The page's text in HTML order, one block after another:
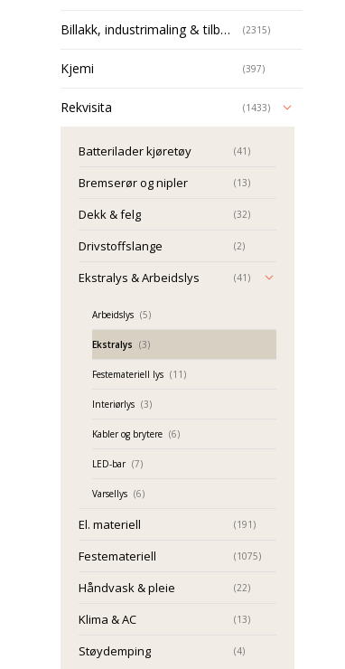
Billakk, industrimaling & tilbehør (2315)
Kjemi (397)
Rekvisita (1433)
Batterilader kjøretøy (41)
Bremserør og nipler (13)
Dekk & felg (32)
Drivstoffslange (2)
Ekstralys & Arbeidslys (41)
Arbeidslys (5)
Ekstralys (3)
Festemateriell lys (11)
Interiørlys (3)
Kabler og brytere (6)
LED-bar (7)
Varsellys (6)
El. materiell (191)
Festemateriell (1075)
Håndvask & pleie (22)
Klima & AC (13)
Støydemping (4)